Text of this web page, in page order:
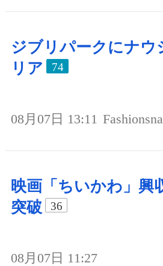
ジブリパークにナウ
リア
74
08月07日 13:11
映画「ちいかわ」興
突破
36
08月07日 11:27